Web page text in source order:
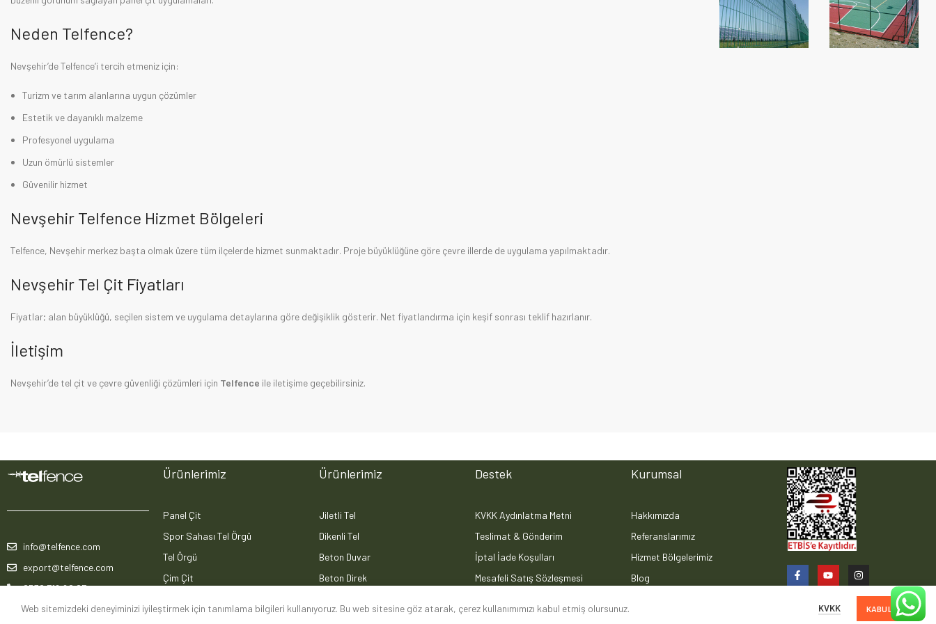
Neden Telfence?
Nevşehir’de Telfence’i tercih etmeniz için:
Turizm ve tarım alanlarına uygun çözümler
Estetik ve dayanıklı malzeme
Profesyonel uygulama
Uzun ömürlü sistemler
Güvenilir hizmet
Nevşehir Telfence Hizmet Bölgeleri
Telfence, Nevşehir merkez başta olmak üzere tüm ilçelerde hizmet sunmaktadır. Proje büyüklüğüne göre çevre illerde de uygulama yapılmaktadır.
Nevşehir Tel Çit Fiyatları
Fiyatlar; alan büyüklüğü, seçilen sistem ve uygulama detaylarına göre değişiklik gösterir. Net fiyatlandırma için keşif sonrası teklif hazırlanır.
İletişim
Nevşehir’de tel çit ve çevre güvenliği çözümleri için Telfence ile iletişime geçebilirsiniz.
info@telfence.com
export@telfence.com
0530 716 60 97
Ürünlerimiz
Panel Çit
Spor Sahası Tel Örgü
Tel Örgü
Çim Çit
Ürünlerimiz
Jiletli Tel
Dikenli Tel
Beton Duvar
Beton Direk
Destek
KVKK Aydınlatma Metni
Teslimat & Gönderim
İptal İade Koşulları
Mesafeli Satış Sözleşmesi
Kurumsal
Hakkımızda
Referanslarımız
Hizmet Bölgelerimiz
Blog
Web sitemizdeki deneyiminizi iyileştirmek için tanımlama bilgileri kullanıyoruz. Bu web sitesine göz atarak, çerez kullanımımızı kabul etmiş olursunuz. KVKK KABUL ET